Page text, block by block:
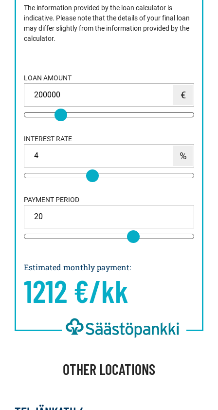
The information provided by the loan calculator is
indicative. Please note that the details of your final loan
may differ slightly from the information provided by the
calculator.
LOAN AMOUNT
INTEREST RATE
PAYMENT PERIOD
Estimated monthly payment:
1212 €/kk
OTHER LOCATIONS